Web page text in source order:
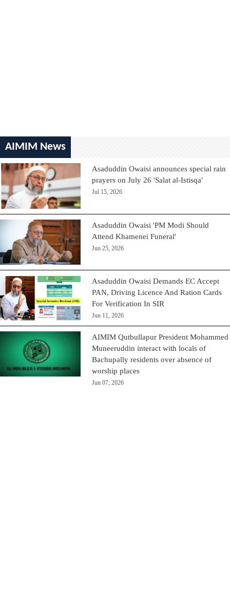
AIMIM News
Asaduddin Owaisi announces special rain
prayers on July 26 'Salat al-Istisqa'
Jul 15, 2026
Asaduddin Owaisi 'PM Modi Should
Attend Khamenei Funeral'
Jun 25, 2026
Asaduddin Owaisi Demands EC Accept
PAN, Driving Licence And Ration Cards
For Verification In SIR
Jun 11, 2026
AIMIM Qutbullapur President Mohammed
Muneeruddin interact with locals of
Bachupally residents over absence of
worship places
Jun 07, 2026